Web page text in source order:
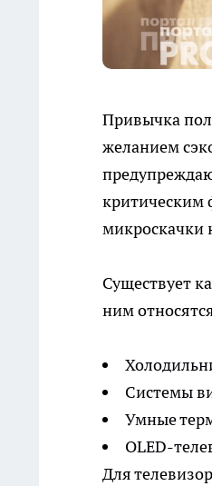
Привычка
желанием
критическим
микроскачки
Существует
ним
Системы
Умные
OLED-
Для